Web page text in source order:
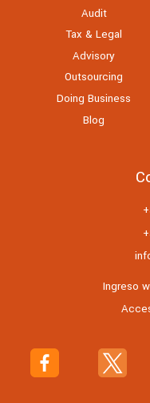
Audit
Tax & Legal
Advisory
Outsourcing
Doing Business
Blog
Ingreso